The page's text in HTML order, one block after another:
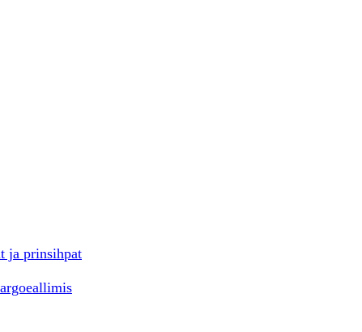
ja prinsihpat